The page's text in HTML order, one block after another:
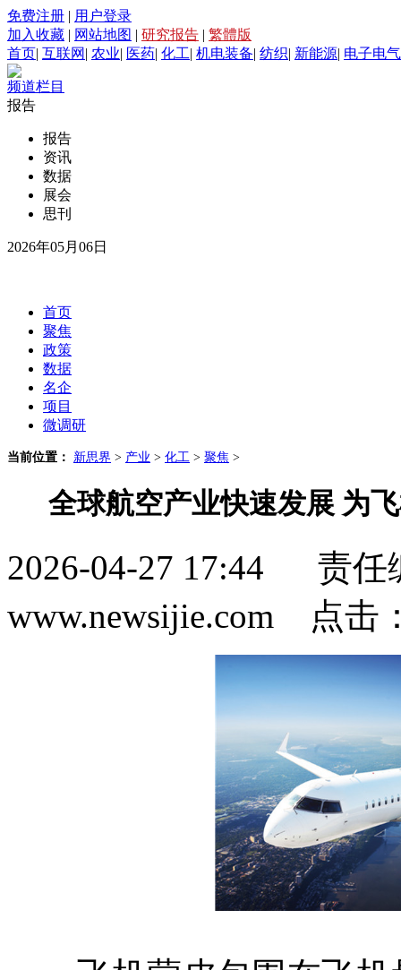
免费注册 | 用户登录
加入收藏 | 网站地图 | 研究报告 | 繁體版
首页| 互联网 | 农业| 医药| 化工| 机电装备| 纺织| 新能源| 电子电气
频道栏目
报告
报告
资讯
数据
展会
思刊
2026年05月06日
首页
聚焦
政策
数据
名企
项目
微调研
当前位置： 新思界 > 产业 > 化工 > 聚焦 >
全球航空产业快速发展 为
2026-04-27 17:44 责
www.newsijie.com 点击